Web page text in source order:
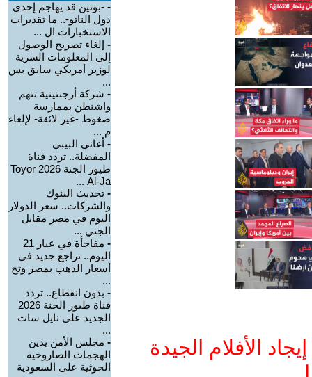
الأفلام الجيدة
- -بوتين قد يهاجم إحدى
دول الناتو-.. ما تقديرات
الاستخبارات ال ...
- إلغاء تصريح الوصول
إلى المعلومات السرية
لوزير أمريكي سابق بس
...
- شركة أرجنتينية تتهم
واشنطن بممارسة
ضغوط -غير لائقة- لإلغاء
م ...
- أغاني البيبي
المفضلة.. تردد قناة
طيور الجنة 2026 Toyor
Al-Ja ...
- تحديث البنوك
والشركات.. سعر الدولار
اليوم في مصر مقابل
الجني ...
-
مفاجأة في عيار 21
اليوم.. تراجع جديد في
أسعار الذهب بمصر وتح
...
- بدون انقطاع.. تردد
قناة طيور الجنة 2026
الجديد على نايل سات
...
- مجلس الأمن يدين
الهجمات الصاروخية
الحوثية على السعودية